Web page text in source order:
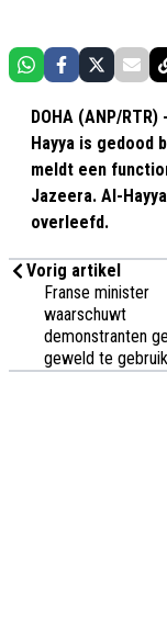
DOHA (ANP/
Hayya is gedood
meldt een
Jazeera. Al-
overleefd.
Vorig artikel
Franse minister
waarschuwt
demonstranten
geweld te